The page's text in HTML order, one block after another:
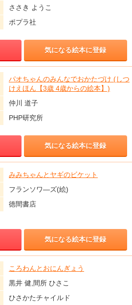
ささき ようこ
ポプラ社
気になる絵本に登録
パオちゃんのみんなでおかたづけ (しつ
けえほん【3歳 4歳からの絵本】)
仲川 道子
PHP研究所
気になる絵本に登録
みみちゃんとヤギのビケット
フランソワ―ズ(絵)
徳間書店
気になる絵本に登録
ころわんとおにんぎょう
黒井 健,間所 ひさこ
ひさかたチャイルド